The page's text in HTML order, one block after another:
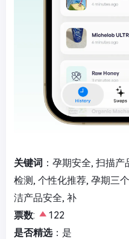
关键词 ：孕期安全, 扫描
检测, 个性化推荐, 孕期三
洁产品安全, 补
票数:
122
是否精选：是